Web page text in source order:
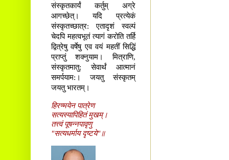
संस्कृतकार्यं कर्तुम् अग्रे
आगच्छेत्। यदि प्रत्येकं
संस्कृतच्छात्र: एतादृशं स्वल्पं
चेदपि महत्वभूतं त्यागं करोति तर्हि
द्वित्रेषु वर्षेषु एव वयं महतीं सिद्धिं
प्राप्तुं शक्नुयाम। मित्राणि,
संस्कृतमातु: सेवार्थं आत्मानं
समर्पयाम:। जयतु संस्कृतम्
जयतु भारतम्।
हिरण्मयेन पात्रेण
सत्यस्यापिहितं मुखम्।
तत्त्वं पूषन्नपावृणु
"सत्यधर्माय दृष्टये"॥